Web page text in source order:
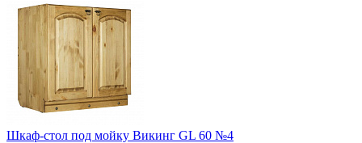
Шкаф-стол под мойку Викинг GL 60 №4